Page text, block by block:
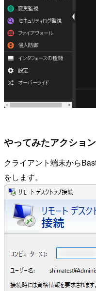
やってみたアクション
クライアント端末から
をします。